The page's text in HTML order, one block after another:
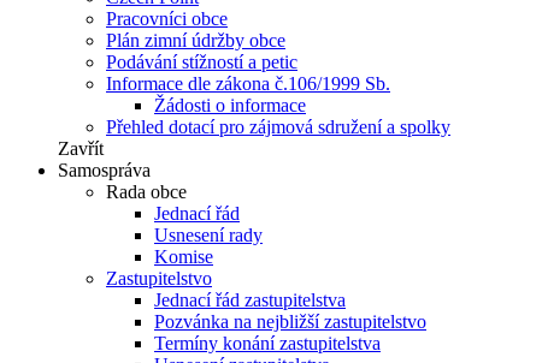
Pracovníci obce
Plán zimní údržby obce
Podávání stížností a petic
Informace dle zákona č.106/1999 Sb.
Žádosti o informace
Přehled dotací pro zájmová sdružení a spolky
Zavřít
Samospráva
Rada obce
Jednací řád
Usnesení rady
Komise
Zastupitelstvo
Jednací řád zastupitelstva
Pozvánka na nejbližší zastupitelstvo
Termíny konání zastupitelstva